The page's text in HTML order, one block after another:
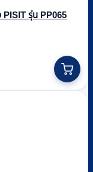
PISIT รุ่น PP065